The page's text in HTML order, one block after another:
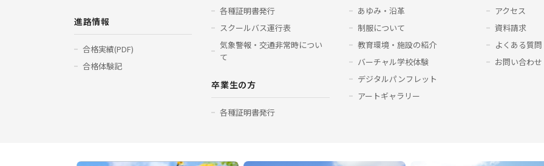
進路情報
合格実績(PDF)
合格体験記
各種証明書発行
スクールバス運行表
気象警報・交通非常時につい
て
卒業生の方
各種証明書発行
あゆみ・沿革
制服について
教育環境・施設の紹介
バーチャル学校体験
デジタルパンフレット
アートギャラリー
アクセス
資料請求
よくある質問
お問い合わせ